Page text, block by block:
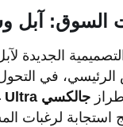
السوق: آبل
الجديدة
في
جالكسي S24 Ultra
استجابة لرغبات